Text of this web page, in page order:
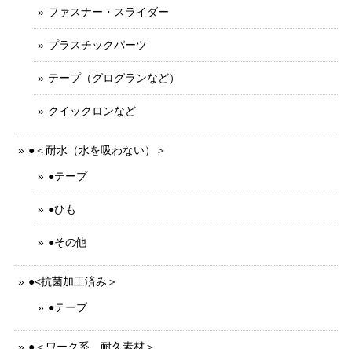
ファスナー・スライダー
プラスチックパーツ
テープ（グログランなど）
クイックロンなど
●＜耐水（水を吸わない）＞
●テープ
●ひも
●その他
●<抗菌加工済み＞
●テープ